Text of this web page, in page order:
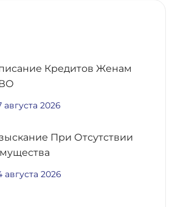
Кредитов Женам
августа 2026
При Отсутствии
августа 2026